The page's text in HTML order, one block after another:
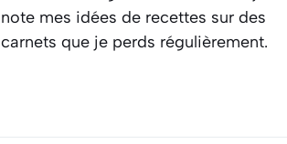
note mes idées de recettes sur des
carnets que je perds régulièrement.